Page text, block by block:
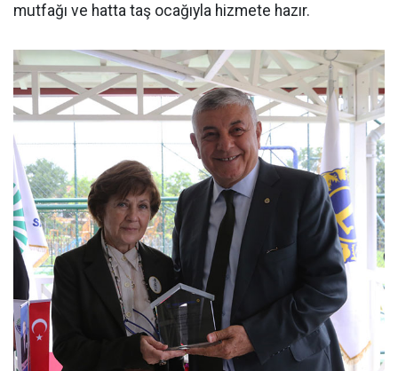
mutfağı ve hatta taş ocağıyla hizmete hazır.